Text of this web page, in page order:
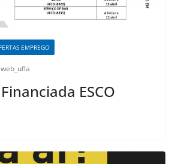
EMPREGO
web_ufla
ESCO